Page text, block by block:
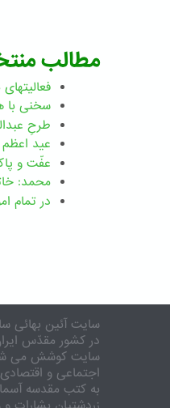
مطالب
سخنی با
طرحِ
عید
عفّت و
محمد:
در تمام
سایت آئین بهائی
در کشور مقدّس
سایت کوشش می شود
اجتماعی و
به کتب مقدسه